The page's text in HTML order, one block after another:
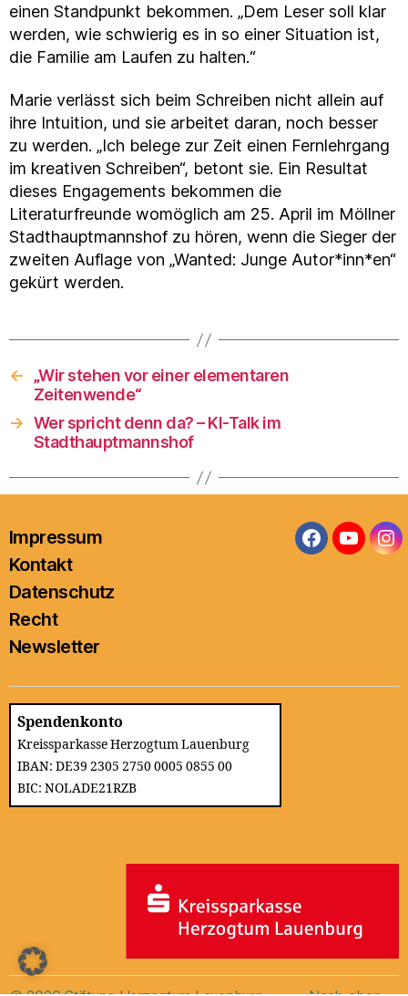
einen Standpunkt bekommen. „Dem Leser soll klar
werden, wie schwierig es in so einer Situation ist,
die Familie am Laufen zu halten.“
Marie verlässt sich beim Schreiben nicht allein auf
ihre Intuition, und sie arbeitet daran, noch besser
zu werden. „Ich belege zur Zeit einen Fernlehrgang
im kreativen Schreiben“, betont sie. Ein Resultat
dieses Engagements bekommen die
Literaturfreunde womöglich am 25. April im Möllner
Stadthauptmannshof zu hören, wenn die Sieger der
zweiten Auflage von „Wanted: Junge Autor*inn*en“
gekürt werden.
←
„Wir stehen vor einer elementaren
Zeitenwende“
→ Wer spricht denn da? – KI-Talk im
Stadthauptmannshof
Impressum
Kontakt
Datenschutz
Recht
Newsletter
Facebook
Spendenkonto
Kreissparkasse Herzogtum Lauenburg
IBAN: DE39 2305 2750 0005 0855 00
BIC: NOLADE21RZB